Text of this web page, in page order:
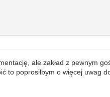
ale zakład z pewnym
poprosiłbym o więcej uwag